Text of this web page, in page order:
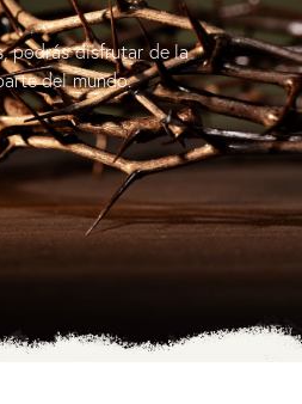
podrás disfrutar de la
del mundo.